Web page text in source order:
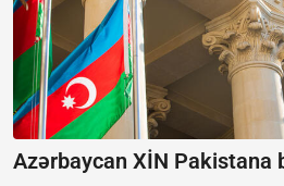
Azərbaycan XİN Pakistana